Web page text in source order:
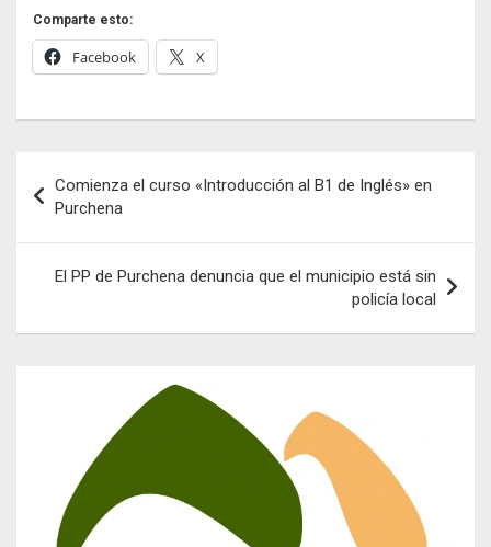
Comparte esto:
Facebook X
de
entradas
Comienza el curso «Introducción al B1 de Inglés» en
Purchena
El PP de Purchena denuncia que el municipio está sin
policía local